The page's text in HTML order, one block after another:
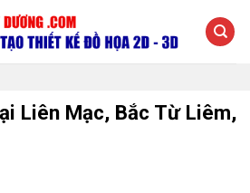
Liên Mạc, Bắc Từ Liêm,